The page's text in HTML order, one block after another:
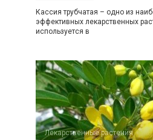
Кассия трубчатая – одно из
эффективных лекарственных
используется в
Лекарственные растения